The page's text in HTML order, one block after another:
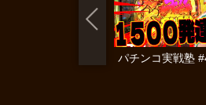
パチンコ実戦塾